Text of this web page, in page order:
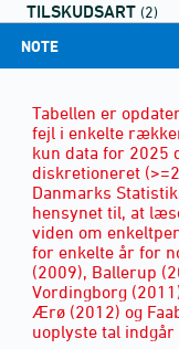
TILSKUDSART (2)
NOTE
Tabellen er
fejl i enkelte
kun data for 2025
diskretioneret
Danmarks
hensynet til, at
viden om
for enkelte år for
(2009), Ballerup
Vordingborg
Ærø (2012) og
uoplyste tal